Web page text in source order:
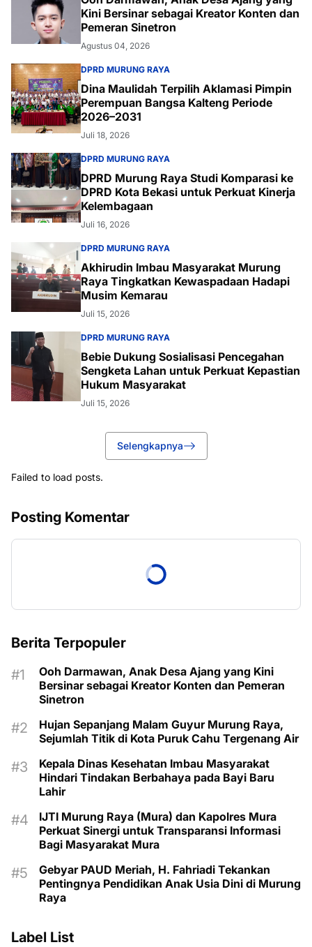
Kini Bersinar sebagai Kreator Konten dan
Pemeran Sinetron
Agustus 04, 2026
DPRD MURUNG RAYA
Dina Maulidah Terpilih Aklamasi Pimpin
Perempuan Bangsa Kalteng Periode
2026–2031
Juli 18, 2026
DPRD MURUNG RAYA
DPRD Murung Raya Studi Komparasi ke
DPRD Kota Bekasi untuk Perkuat Kinerja
Kelembagaan
Juli 16, 2026
DPRD MURUNG RAYA
Akhirudin Imbau Masyarakat Murung
Raya Tingkatkan Kewaspadaan Hadapi
Musim Kemarau
Juli 15, 2026
DPRD MURUNG RAYA
Bebie Dukung Sosialisasi Pencegahan
Sengketa Lahan untuk Perkuat Kepastian
Hukum Masyarakat
Juli 15, 2026
Selengkapnya
Failed to load posts.
Posting Komentar
Berita Terpopuler
Ooh Darmawan, Anak Desa Ajang yang Kini
Bersinar sebagai Kreator Konten dan Pemeran
Sinetron
Hujan Sepanjang Malam Guyur Murung Raya,
Sejumlah Titik di Kota Puruk Cahu Tergenang Air
Kepala Dinas Kesehatan Imbau Masyarakat
Hindari Tindakan Berbahaya pada Bayi Baru
Lahir
IJTI Murung Raya (Mura) dan Kapolres Mura
Perkuat Sinergi untuk Transparansi Informasi
Bagi Masyarakat Mura
Gebyar PAUD Meriah, H. Fahriadi Tekankan
Pentingnya Pendidikan Anak Usia Dini di Murung
Raya
Label List